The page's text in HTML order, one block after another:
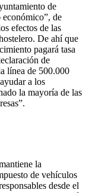
de
económico”, de
efectos de las
De ahí que
pagará tasa
de
línea de 500.000
a los
la mayoría de las
la
de vehículos
desde el